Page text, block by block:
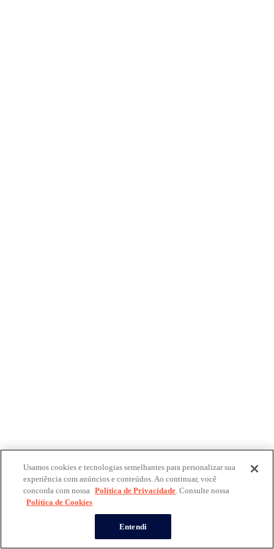
Usamos cookies e tecnologias semelhantes para personalizar sua
experiência com anúncios e conteúdos. Ao continuar, você
concorda com nossa Política de Privacidade. Consulte nossa
Política de Cookies
Entendi